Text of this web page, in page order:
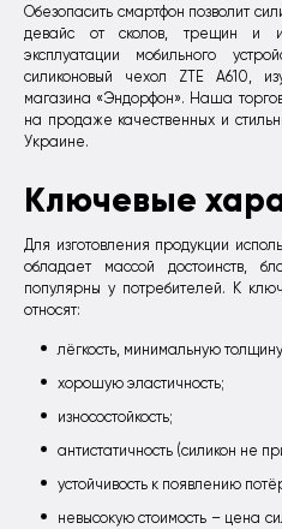
Обезопасить смартфон позволит
девайс от сколов, трещин и
эксплуатации мобильного
силиконовый чехол ZTE A610,
магазина «Эндорфон». Наша
на продаже качественных и
Украине.
Ключевые
Для изготовления продукции
обладает массой достоинств,
популярны у потребителей. К
относят:
лёгкость, минимальную
хорошую эластичность;
износостойкость;
антистатичность (силикон не
устойчивость к появлению
невысокую стоимость – цена